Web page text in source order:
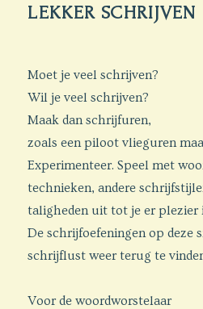
LEKKER SCHRIJVEN
Moet je veel schrijven?
Wil je veel schrijven?
Maak dan schrijfuren,
zoals een piloot vlieguren
Experimenteer. Speel met
technieken, andere
taligheden uit tot je er plezier
De schrijfoefeningen op deze
schrijflust weer terug te
Voor de woordworstelaar